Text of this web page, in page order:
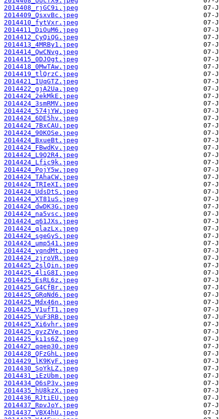
2014408_rjGC9i.jpeg
2014409_QsxvBc.jpeg
2014410_fytVxr.jpeg
2014411_DiOuM6.jpeg
2014412_CyQiQG.jpeg
2014413_4MRBy1.jpeg
2014414_QwCNvg.jpeg
2014415_0DJOgt.jpeg
2014418_0MwTAw.jpeg
2014419_tlQrzC.jpeg
2014421_IUqGTZ.jpeg
2014422_gjA2Ua.jpeg
2014424_2ekMkE.jpeg
2014424_3smRMV.jpeg
2014424_574jYW.jpeg
2014424_6DE5hv.jpeg
2014424_7BxCAU.jpeg
2014424_90KOSe.jpeg
2014424_BxueBt.jpeg
2014424_FBwdKv.jpeg
2014424_L9Q2R4.jpeg
2014424_Lfic9k.jpeg
2014424_PojY5w.jpeg
2014424_TAhaCW.jpeg
2014424_TRIeXI.jpeg
2014424_UdsDtS.jpeg
2014424_XT81uS.jpeg
2014424_dwDK3G.jpeg
2014424_na5vsc.jpeg
2014424_q61JXs.jpeg
2014424_qlazLx.jpeg
2014424_sgeGyS.jpeg
2014424_ump541.jpeg
2014424_yqndMt.jpeg
2014424_zjroVR.jpeg
2014425_2slQin.jpeg
2014425_4liG8I.jpeg
2014425_EsRL6z.jpeg
2014425_G4CfBr.jpeg
2014425_GRqNd6.jpeg
2014425_Mdx46n.jpeg
2014425_V1ufT1.jpeg
2014425_VuF3RB.jpeg
2014425_Xi6vhr.jpeg
2014425_gvzZVe.jpeg
2014425_ki1s6Z.jpeg
2014427_qqep30.jpeg
2014428_QFzGhL.jpeg
2014429_lK9KyF.jpeg
2014430_SoYkLZ.jpeg
2014431_iEzUbm.jpeg
2014434_O6sP3v.jpeg
2014435_hU8kzX.jpeg
2014436_RJtiEU.jpeg
2014437_RpvJoY.jpeg
2014437_VBX4hU.jpeg